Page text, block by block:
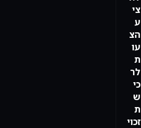
צי
ע
הצ
עו
ת
לר
כי
ש
ת
זכוי